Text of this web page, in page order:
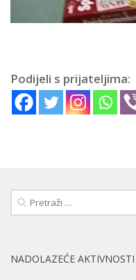
Podijeli s prijateljima:
Pretraži:
NADOLAZEĆE AKTIVNOSTI